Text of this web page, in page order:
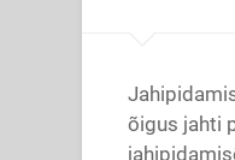
õigus jahti